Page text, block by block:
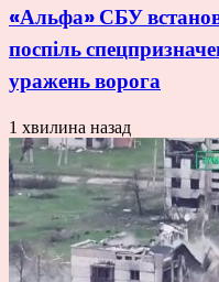
«Альфа» СБУ
поспіль
уражень ворога
1 хвилина назад